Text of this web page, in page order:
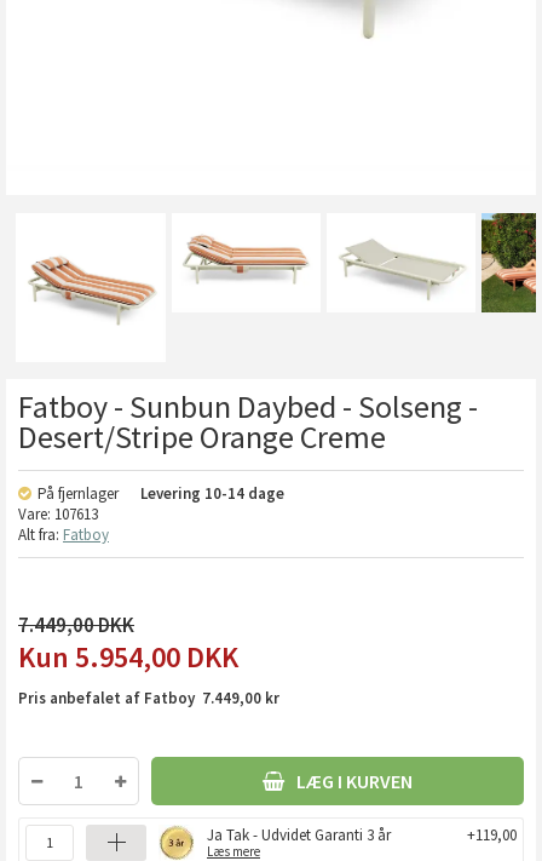
Fatboy - Sunbun Daybed - Solseng -
Desert/Stripe Orange Creme
På fjernlager Levering 10-14 dage
Vare: 107613
Alt fra: Fatboy
7.449,00
5.954,00 DKK
Pris anbefalet af Fatboy 7.449,00 kr
LÆG I KURVEN
Ja Tak - Udvidet Garanti 3 år
Læs mere
+119,00